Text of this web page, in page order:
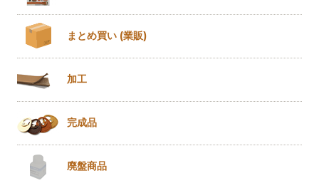
まとめ買い (業販)
加工
完成品
廃盤商品